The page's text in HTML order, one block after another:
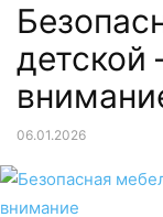
детской
06.01.2026